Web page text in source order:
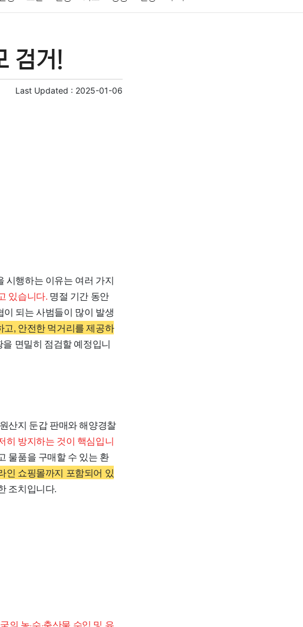
국어 교육
검거!
Last Updated : 2025-01-06
시행하는 이유는 여러 가지
있습니다. 명절 기간 동안
되는 사범들이 많이 발생
, 안전한 먹거리를 제공하
면밀히 점검할 예정입니
산지 둔갑 판매와 해양경찰
히 방지하는 것이 핵심입니
물품을 구매할 수 있는 환
인 쇼핑몰까지 포함되어 있
조치입니다.